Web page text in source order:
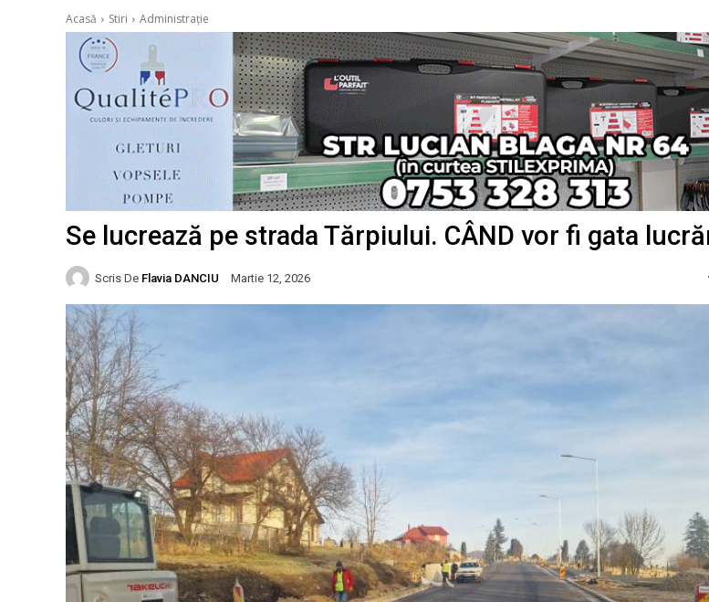
Acasă Stiri Administrație
Se lucrează pe strada Tărpiului. CÂND vor fi gata
Scris De Flavia DANCIU Martie 12, 2026